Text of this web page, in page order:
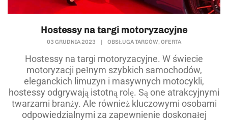
Hostessy na targi motoryzacyjne
03 GRUDNIA 2023 | OBSŁUGA TARGÓW, OFERTA
Hostessy na targi motoryzacyjne. W świecie
motoryzacji pełnym szybkich samochodów,
eleganckich limuzyn i masywnych motocykli,
hostessy odgrywają istotną rolę. Są one atrakcyjnymi
twarzami branży. Ale również kluczowymi osobami
odpowiedzialnymi za zapewnienie doskonałej